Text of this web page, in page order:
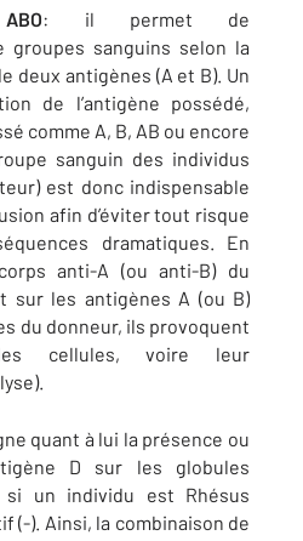
: il permet de
groupes sanguins selon la
deux antigènes (A et B). Un
de l’antigène possédé,
comme A, B, AB ou encore
sanguin des individus
est donc indispensable
afin d’éviter tout risque
dramatiques. En
anti-A (ou anti-B) du
sur les antigènes A (ou B)
du donneur, ils provoquent
des cellules, voire leur
quant à lui la présence ou
D sur les globules
si un individu est Rhésus
(-). Ainsi, la combinaison de